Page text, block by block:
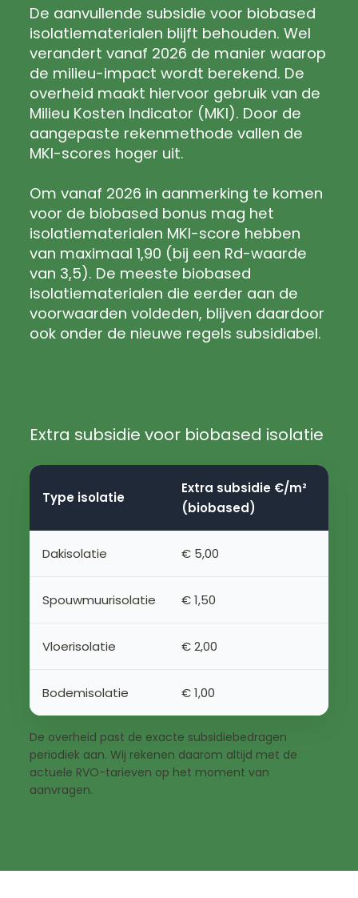
De aanvullende subsidie voor biobased
isolatiematerialen blijft behouden. Wel
verandert vanaf 2026 de manier waarop
de milieu-impact wordt berekend. De
overheid maakt hiervoor gebruik van de
Milieu Kosten Indicator (MKI). Door de
aangepaste rekenmethode vallen de
MKI-scores hoger uit.
Om vanaf 2026 in aanmerking te komen
voor de biobased bonus mag het
isolatiematerialen MKI-score hebben
van maximaal 1,90 (bij een Rd-waarde
van 3,5). De meeste biobased
isolatiematerialen die eerder aan de
voorwaarden voldeden, blijven daardoor
ook onder de nieuwe regels subsidiabel.
Extra subsidie voor biobased isolatie
Type isolatie
Extra subsidie €/m²
(biobased)
Dakisolatie € 5,00
Spouwmuurisolatie € 1,50
Vloerisolatie € 2,00
Bodemisolatie € 1,00
De overheid past de exacte subsidiebedragen
periodiek aan. Wij rekenen daarom altijd met de
actuele RVO-tarieven op het moment van
aanvragen.